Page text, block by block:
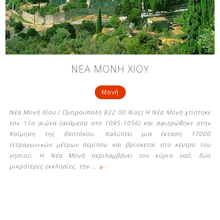
Δείτε μας:
Δείτε μας:
Δείτε μας:
Δείτε μας:
Δείτε μας:
Δείτε μας:
Δείτε μας:
ΝΕΑ ΜΟΝΗ ΧΙΟΥ
Μονή
Νέα Μονή Χίου ( Ομηρούπολη 822 00 Χίος) Η Νέα Μονή χτίστηκε
τον 11ο αιώνα (ανάμεσα στο 1045-1056) και αφιερώθηκε στην
Κοίμηση της Θεοτόκου. Καλύπτει μια έκταση 17000
τετραγωνικών μέτρων περίπου και βρίσκεται στο κέντρο του
νησιού. Η Νέα Μονή περιλαμβάνει τον κύριο ναό, δύο
μικρότερες εκκλησίες, την … »